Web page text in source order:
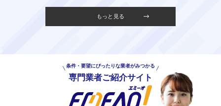
もっと見る
条件・要望にぴったりな業者がみつかる
専門業者ご紹介サイト